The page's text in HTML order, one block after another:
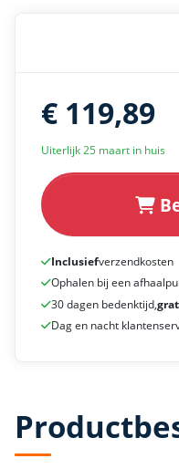
€ 119,89
Uiterlijk 25 maart in huis
Inclusiefverzendkosten
Ophalen bij een
30 dagen bedenktijd,
Dag en nacht